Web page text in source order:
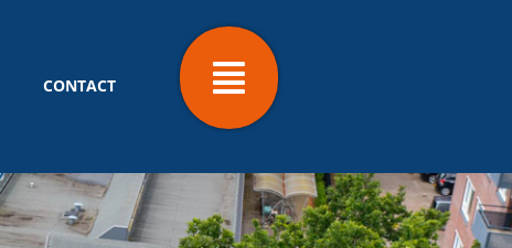
CONTACT